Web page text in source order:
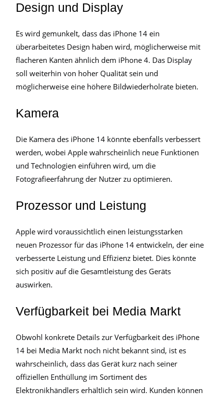
Design und Display
Es wird gemunkelt, dass das iPhone 14 ein
überarbeitetes Design haben wird, möglicherweise mit
flacheren Kanten ähnlich dem iPhone 4. Das Display
soll weiterhin von hoher Qualität sein und
möglicherweise eine höhere Bildwiederholrate bieten.
Kamera
Die Kamera des iPhone 14 könnte ebenfalls verbessert
werden, wobei Apple wahrscheinlich neue Funktionen
und Technologien einführen wird, um die
Fotografieerfahrung der Nutzer zu optimieren.
Prozessor und Leistung
Apple wird voraussichtlich einen leistungsstarken
neuen Prozessor für das iPhone 14 entwickeln, der eine
verbesserte Leistung und Effizienz bietet. Dies könnte
sich positiv auf die Gesamtleistung des Geräts
auswirken.
Verfügbarkeit bei Media Markt
Obwohl konkrete Details zur Verfügbarkeit des iPhone
14 bei Media Markt noch nicht bekannt sind, ist es
wahrscheinlich, dass das Gerät kurz nach seiner
offiziellen Enthüllung im Sortiment des
Elektronikhändlers erhältlich sein wird. Kunden können